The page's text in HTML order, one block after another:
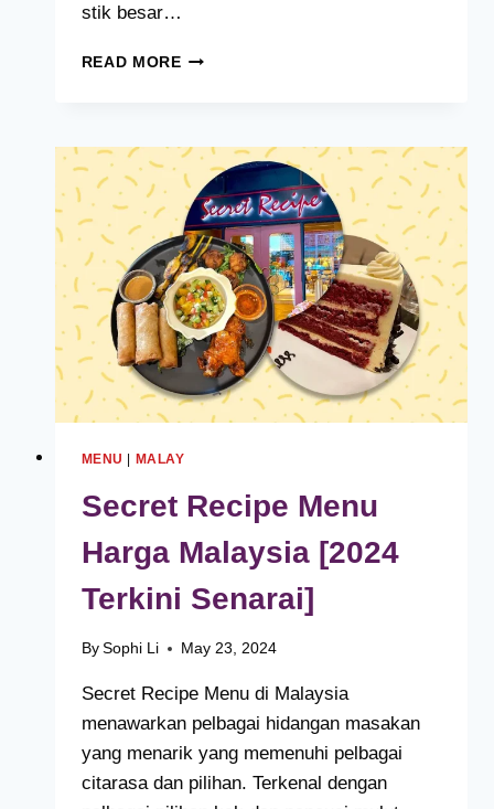
stik besar…
READ MOREUNCLE
MALAYSIA
[2024
TERKINI
SENARAI]
MENU | MALAY
Secret Recipe Menu
Harga Malaysia [2024
Terkini Senarai]
By Sophi Li May 23, 2024
Secret Recipe Menu di Malaysia
menawarkan pelbagai hidangan masakan
yang menarik yang memenuhi pelbagai
citarasa dan pilihan. Terkenal dengan